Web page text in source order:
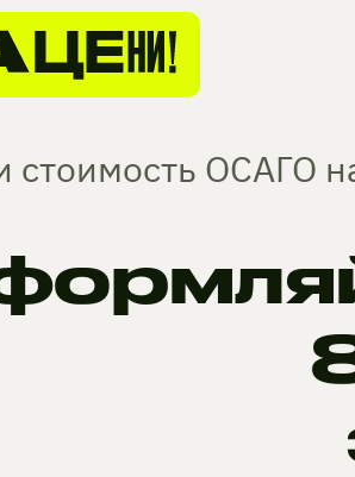
стоимость ОСАГО